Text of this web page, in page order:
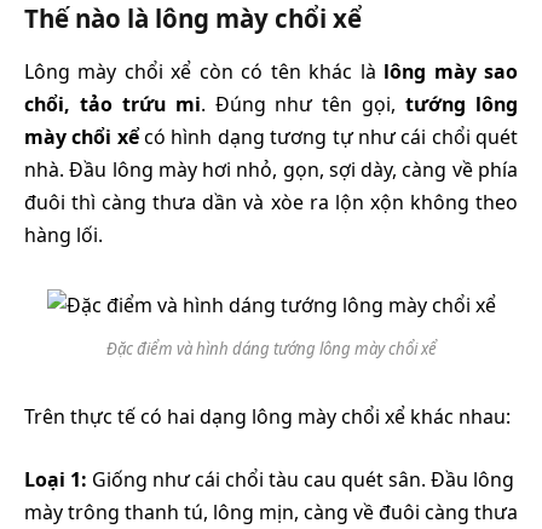
Thế nào là lông mày chổi xể
Lông mày chổi xể còn có tên khác là lông mày sao
chổi, tảo trứu mi. Đúng như tên gọi,tướng lông
mày chổi xểcó hình dạng tương tự như cái chổi quét
nhà. Đầu lông mày hơi nhỏ, gọn, sợi dày, càng về phía
đuôi thì càng thưa dần và xòe ra lộn xộn không theo
hàng lối.
Đặc điểm và hình dáng tướng lông mày chổi xể
Trên thực tế có hai dạng lông mày chổi xể khác nhau:
Loại 1: Giống như cái chổi tàu cau quét sân. Đầu lông
mày trông thanh tú, lông mịn, càng về đuôi càng thưa